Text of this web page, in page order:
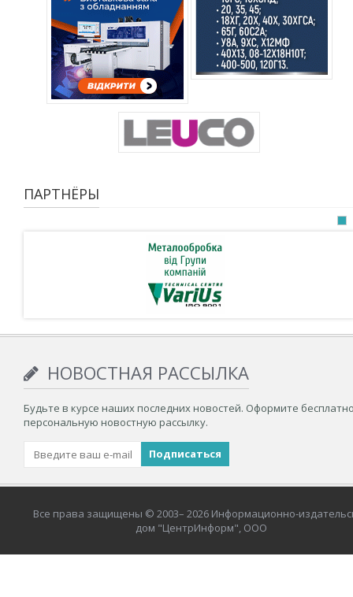
ПАРТНЁРЫ
НОВОСТНАЯ РАССЫЛКА
Будьте в курсе наших последних новостей. Оформите
персональную новостную рассылку.
Все права защищены © 2003– 2026 Информационно-
дом "ЦентрИнформ", ООО